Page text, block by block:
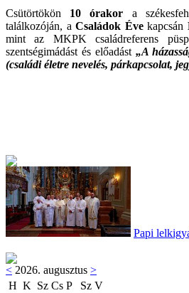
Csütörtökön 10 órakor a
találkozóján, a Családok Évekapcsán
mint az MKPK családreferens
szentségimádást és előadást „A
(családi életre nevelés, párkapcsolat,
Papi
< 2026. augusztus >
H K Sz Cs P Sz V